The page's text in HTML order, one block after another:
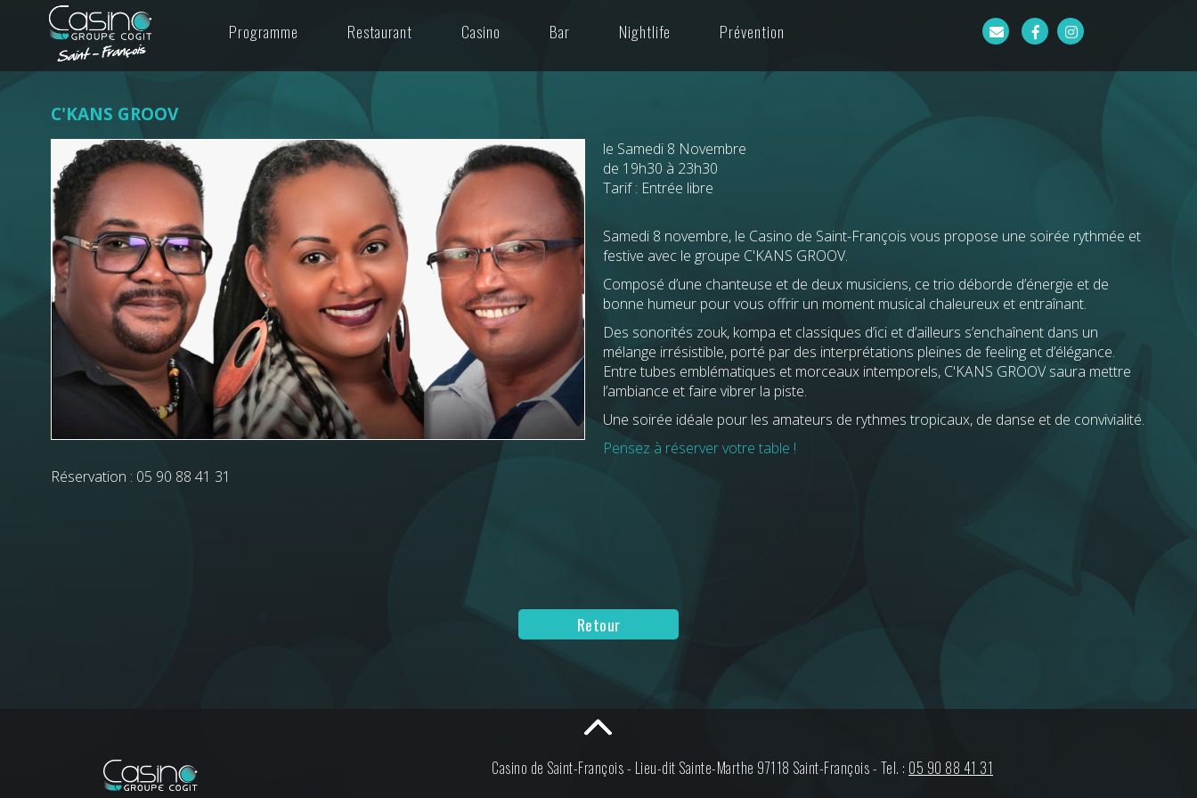
Programme Restaurant Casino Bar Nightlife Prévention
C'KANS GROOV
le Samedi 8 Novembre
de 19h30 à 23h30
Tarif : Entrée libre
Samedi 8 novembre, le Casino de Saint-François vous propose une soirée rythmée et
festive avec le groupe C'KANS GROOV.
Composé d’une chanteuse et de deux musiciens, ce trio déborde d’énergie et de
bonne humeur pour vous offrir un moment musical chaleureux et entraînant.
Des sonorités zouk, kompa et classiques d’ici et d’ailleurs s’enchaînent dans un
mélange irrésistible, porté par des interprétations pleines de feeling et d’élégance.
Entre tubes emblématiques et morceaux intemporels, C'KANS GROOV saura mettre
l’ambiance et faire vibrer la piste.
Une soirée idéale pour les amateurs de rythmes tropicaux, de danse et de convivialité.
Pensez à réserver votre table !
Réservation : 05 90 88 41 31
Retour
Casino de Saint-François - Lieu-dit Sainte-Marthe 97118 Saint-François- Tel. : 05 90 88 41 31